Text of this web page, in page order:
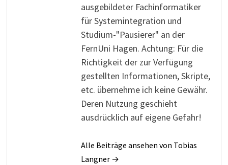
ausgebildeter Fachinformatiker
für Systemintegration und
Studium-"Pausierer" an der
FernUni Hagen. Achtung: Für die
Richtigkeit der zur Verfügung
gestellten Informationen, Skripte,
etc. übernehme ich keine Gewähr.
Deren Nutzung geschieht
ausdrücklich auf eigene Gefahr!
Alle Beiträge ansehen von Tobias
Langner →